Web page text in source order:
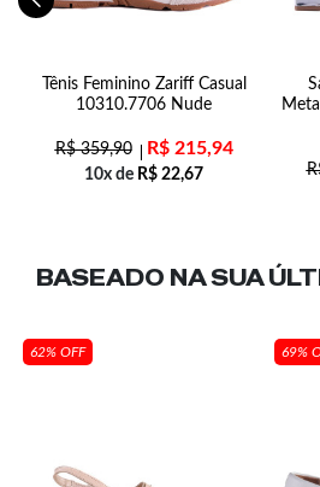
Tênis Feminino Zariff Casual
10310.7706 Nude
R$359,90 R$215,94
10x de R$ 22,67
BASEADO NA SUA
62% OFF 69%